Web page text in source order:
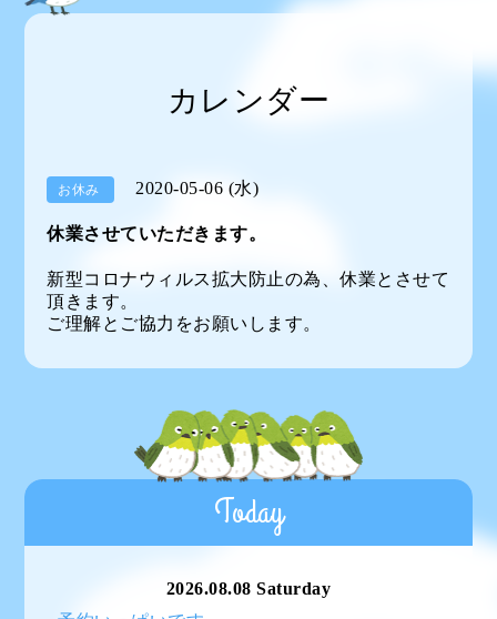
カレンダー
お休み 2020-05-06 (水)
休業させていただきます。
新型コロナウィルス拡大防止の為、休業とさせて
頂きます。
ご理解とご協力をお願いします。
Today
2026.08.08 Saturday